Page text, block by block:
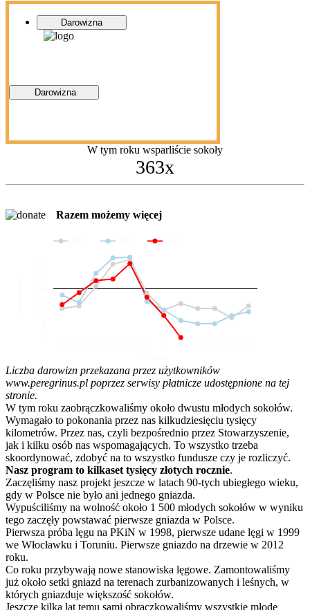
Darowizna
Darowizna
W tym roku wsparliście sokoły
363x
Razem możemy więcej
Liczba darowizn przekazana przez użytkowników
www.peregrinus.pl poprzez serwisy płatnicze udostępnione na tej
stronie.
W tym roku zaobrączkowaliśmy około dwustu młodych sokołów.
Wymagało to pokonania przez nas kilkudziesięciu tysięcy
kilometrów. Przez nas, czyli bezpośrednio przez Stowarzyszenie,
jak i kilku osób nas wspomagających. To wszystko trzeba
skoordynować, zdobyć na to wszystko fundusze czy je rozliczyć.
Nasz program to kilkaset tysięcy złotych rocznie.
Zaczęliśmy nasz projekt jeszcze w latach 90-tych ubiegłego wieku,
gdy w Polsce nie było ani jednego gniazda.
Wypuściliśmy na wolność około 1 500 młodych sokołów w wyniku
tego zaczęły powstawać pierwsze gniazda w Polsce.
Pierwsza próba lęgu na PKiN w 1998, pierwsze udane lęgi w 1999
we Włocławku i Toruniu. Pierwsze gniazdo na drzewie w 2012
roku.
Co roku przybywają nowe stanowiska lęgowe. Zamontowaliśmy
już około setki gniazd na terenach zurbanizowanych i leśnych, w
których gniazduje większość sokołów.
Jeszcze kilka lat temu sami obrączkowaliśmy wszystkie młode